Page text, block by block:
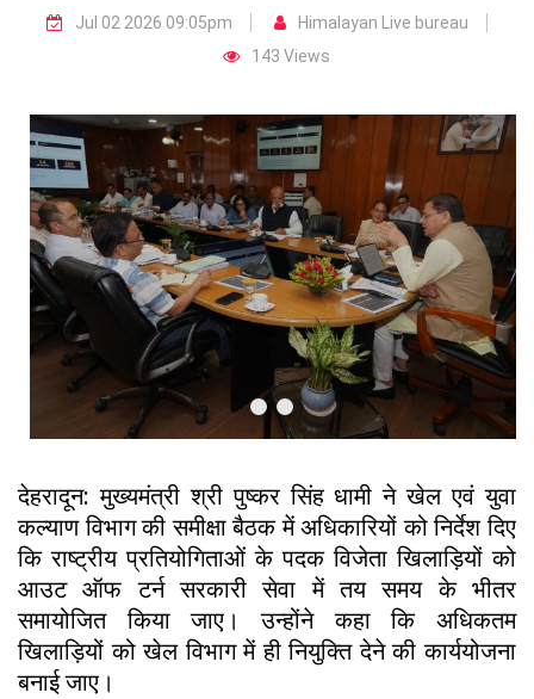
Jul 02 2026 09:05pm
Himalayan Live bureau
143 Views
Previous
Next
देहरादून: मुख्यमंत्री श्री पुष्कर सिंह धामी ने खेल एवं युवा
कल्याण विभाग की समीक्षा बैठक में अधिकारियों को निर्देश दिए
कि राष्ट्रीय प्रतियोगिताओं के पदक विजेता खिलाड़ियों को
आउट ऑफ टर्न सरकारी सेवा में तय समय के भीतर
समायोजित किया जाए। उन्होंने कहा कि अधिकतम
खिलाड़ियों को खेल विभाग में ही नियुक्ति देने की कार्ययोजना
बनाई जाए।